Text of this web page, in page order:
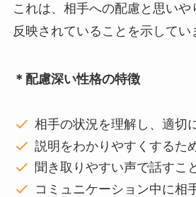
これは、相手への配慮と思いや
反映されていることを示してい
＊配慮深い性格の特徴
相手の状況を理解し、適切
説明をわかりやすくするた
聞き取りやすい声で話すこ
コミュニケーション中に相